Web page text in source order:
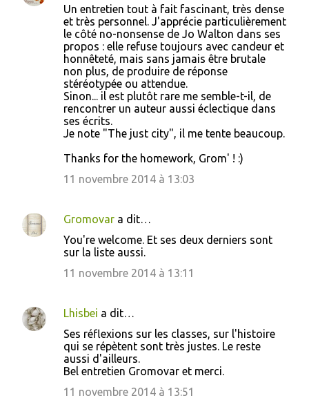
r
Un entretien tout à fait fascinant, très dense
et très personnel. J'apprécie particulièrement
le côté no-nonsense de Jo Walton dans ses
propos : elle refuse toujours avec candeur et
honnêteté, mais sans jamais être brutale
non plus, de produire de réponse
stéréotypée ou attendue.
Sinon... il est plutôt rare me semble-t-il, de
rencontrer un auteur aussi éclectique dans
ses écrits.
Je note "The just city", il me tente beaucoup.
Thanks for the homework, Grom' ! :)
11 novembre 2014 à 13:03
Gromovar a dit…
You're welcome. Et ses deux derniers sont
sur la liste aussi.
11 novembre 2014 à 13:11
Lhisbei a dit…
Ses réflexions sur les classes, sur l'histoire
qui se répètent sont très justes. Le reste
aussi d'ailleurs.
Bel entretien Gromovar et merci.
11 novembre 2014 à 13:51